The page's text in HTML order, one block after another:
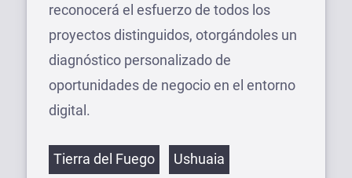
reconocerá el esfuerzo de todos los
proyectos distinguidos, otorgándoles un
diagnóstico personalizado de
oportunidades de negocio en el entorno
digital.
Etiquetas
Tierra del Fuego Ushuaia